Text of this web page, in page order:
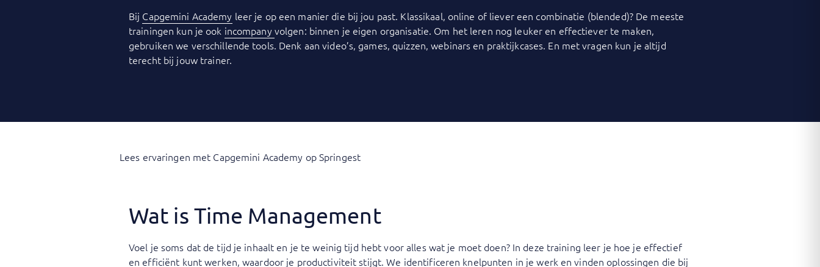
Bij Capgemini Academy leer je op een manier die bij jou past. Klassikaal, online of liever een combinatie (blended)? De meeste
trainingen kun je ook incompany volgen: binnen je eigen organisatie. Om het leren nog leuker en effectiever te maken,
gebruiken we verschillende tools. Denk aan video’s, games, quizzen, webinars en praktijkcases. En met vragen kun je altijd
terecht bij jouw trainer.
Lees ervaringen met Capgemini Academy op Springest
Wat is Time Management
Voel je soms dat de tijd je inhaalt en je te weinig tijd hebt voor alles wat je moet doen? In deze training leer je hoe je effectief
en efficiënt kunt werken, waardoor je productiviteit stijgt. We identificeren knelpunten in je werk en vinden oplossingen die bij